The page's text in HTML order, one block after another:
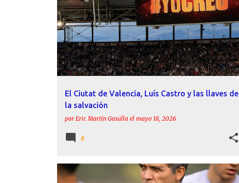
El Ciutat de Valencia, Luís Castro y las llaves de
la salvación
por Eric Martín Gasulla el mayo 18, 2026
AFICIÓN INFORME LEVANTE UD +
LUÍS CASTRO
0
ACTUALIDAD DECLARACIONES LEVANTE UD +